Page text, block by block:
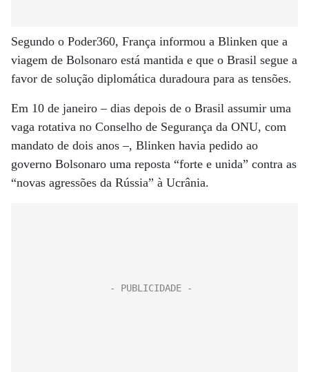
Segundo o Poder360, França informou a Blinken que a
viagem de Bolsonaro está mantida e que o Brasil segue a
favor de solução diplomática duradoura para as tensões.
Em 10 de janeiro – dias depois de o Brasil assumir uma
vaga rotativa no Conselho de Segurança da ONU, com
mandato de dois anos –, Blinken havia pedido ao
governo Bolsonaro uma reposta “forte e unida” contra as
“novas agressões da Rússia” à Ucrânia.